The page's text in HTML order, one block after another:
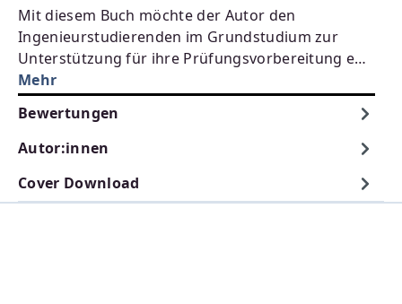
Mit diesem Buch möchte der Autor den
Ingenieurstudierenden im Grundstudium zur
Unterstützung für ihre Prüfungsvorbereitung e…
Mehr
Bewertungen
Autor:innen
Cover Download